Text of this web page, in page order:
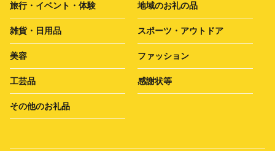
旅行・イベント・体験 地域のお礼の品
雑貨・日用品 スポーツ・アウトドア
美容 ファッション
工芸品 感謝状等
その他のお礼品